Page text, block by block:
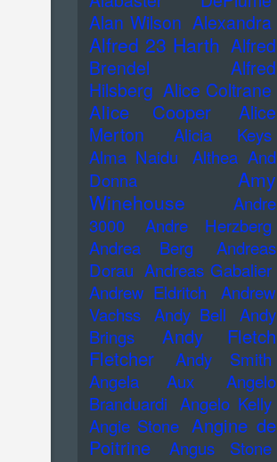
Alan Wilson Alexandra
Alfred 23 Harth Alfred
Brendel
Alfred
Hilsberg Alice Coltrane
Alice Cooper
Alice
Merton
Alicia Keys
Alma Naidu
Althea And
Donna
Amy
Winehouse
Andre
3000
Andre Herzberg
Andrea Berg
Andreas
Dorau Andreas Gabalier
Andrew Eldritch
Andrew
Vachss Andy Bell
Andy
Brings
Andy Fletch
Fletcher
Andy Smith
Angela Aux
Angelo
Branduardi Angelo Kelly
Angie Stone Angine de
Poitrine
Angus Stone